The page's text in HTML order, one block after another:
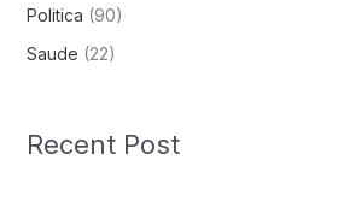
Politica (90)
Saude (22)
Recent Post